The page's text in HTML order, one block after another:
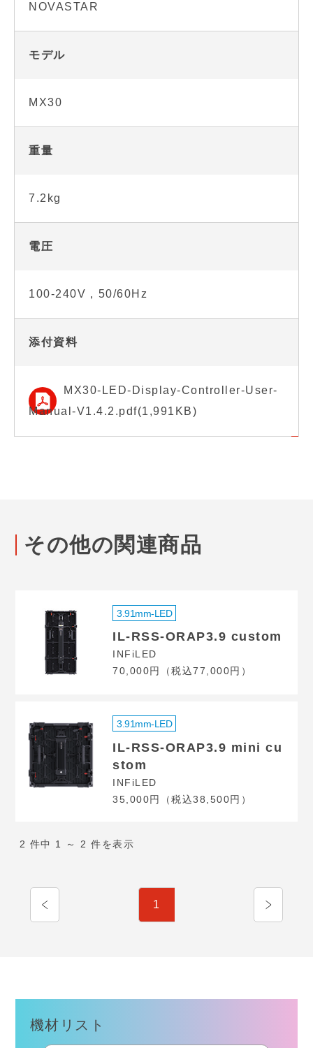
NOVASTAR
モデル
MX30
重量
7.2kg
電圧
100-240V，50/60Hz
添付資料
MX30-LED-Display-Controller-User-
Manual-V1.4.2.pdf(1,991KB)
その他の関連商品
3.91mm-LED
IL-RSS-ORAP3.9 custom
INFiLED
70,000円（税込77,000円）
3.91mm-LED
IL-RSS-ORAP3.9 mini cu
stom
INFiLED
35,000円（税込38,500円）
2 件中 1 ～ 2 件を表示
1
機材リスト